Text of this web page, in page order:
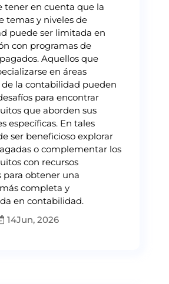
tener en cuenta que la
temas y niveles de
puede ser limitada en
con programas de
Aquellos que
en áreas
de la contabilidad pueden
para encontrar
que aborden sus
específicas. En tales
ser beneficioso explorar
o complementar los
con recursos
para obtener una
completa y
en contabilidad.
14Jun, 2026